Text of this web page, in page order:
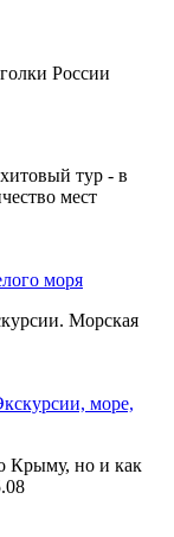
России
тур - в
мест
моря
Морская
море,
Крыму, но и как